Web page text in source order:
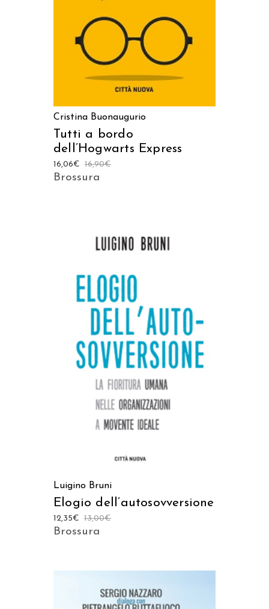
Cristina Buonaugurio
Tutti a bordo
dell’Hogwarts Express
16,90€
16,06€
Brossura
AGGIUNGI AL CARRELLO
Luigino Bruni
Elogio dell’autosovversione
13,00€
12,35€
Brossura